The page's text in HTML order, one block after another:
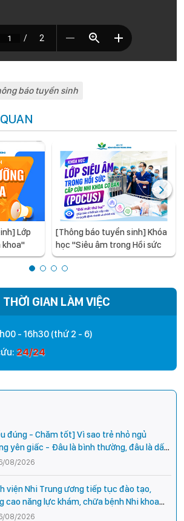
báo tuyển sinh
Lớp
khoa"
[Thông báo tuyển sinh] Khóa
học "Siêu âm trong Hồi sức
cấp cứu Nhi khoa cơ bản"
THỜI GIAN LÀM VIỆC
- 16h30 (thứ 2 - 6)
24/24
đúng - Chăm tốt] Vì sao trẻ nhỏ ngủ
yên giấc - Đâu là bình thường, đâu là dấu
cần đi khám ngay?
08/2026
viện Nhi Trung ương tiếp tục đào tạo,
cao năng lực khám, chữa bệnh Nhi khoa
bộ y tế tại các tỉnh miền núi phía Bắc
08/2026